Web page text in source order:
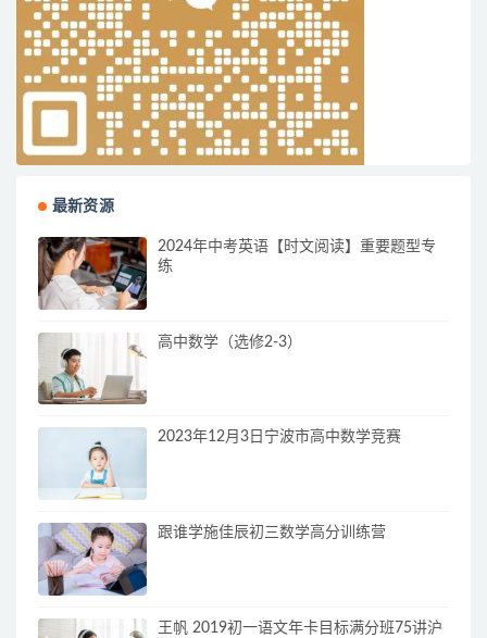
最新资源
2024年中考英语【时文阅读】重要题型专
练
高中数学（选修2-3）
2023年12月3日宁波市高中数学竞赛
跟谁学施佳辰初三数学高分训练营
王帆 2019初一语文年卡目标满分班75讲沪